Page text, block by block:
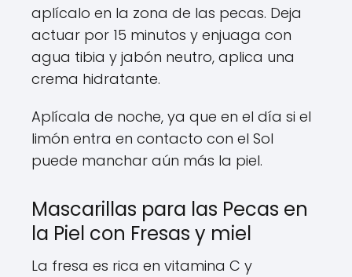
aplícalo en la zona de las pecas. Deja
actuar por 15 minutos y enjuaga con
agua tibia y jabón neutro, aplica una
crema hidratante.
Aplícala de noche, ya que en el día si el
limón entra en contacto con el Sol
puede manchar aún más la piel.
Mascarillas para las Pecas en
la Piel con Fresas y miel
La fresa es rica en vitamina C y